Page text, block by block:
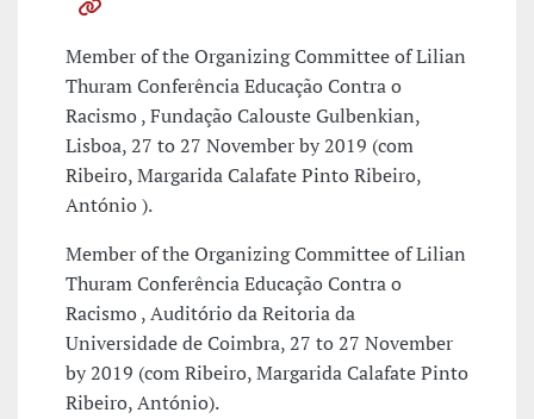
Member of the Organizing Committee of Lilian
Thuram Conferência Educação Contra o
Racismo , Fundação Calouste Gulbenkian,
Lisboa, 27 to 27 November by 2019 (com
Ribeiro, Margarida Calafate Pinto Ribeiro,
António ).
Member of the Organizing Committee of Lilian
Thuram Conferência Educação Contra o
Racismo , Auditório da Reitoria da
Universidade de Coimbra, 27 to 27 November
by 2019 (com Ribeiro, Margarida Calafate Pinto
Ribeiro, António).